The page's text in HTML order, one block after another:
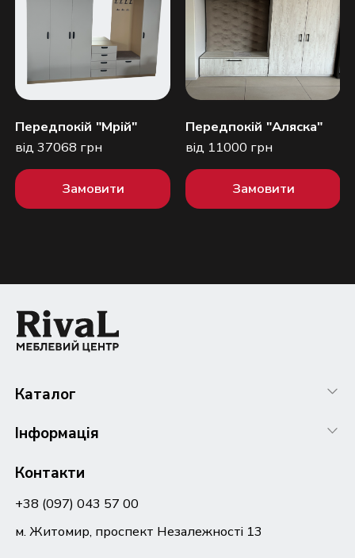
Передпокій "Мрій"
від 37068 грн
Замовити
Передпокій "Аляска"
від 11000 грн
Замовити
Каталог
Інформація
Контакти
+38 (097) 043 57 00
м. Житомир, проспект Незалежності 13
Надіслати